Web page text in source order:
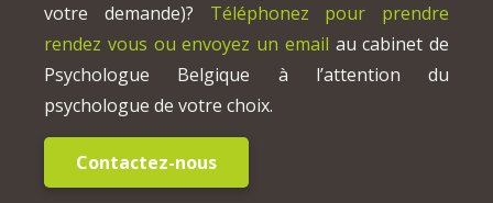
votre demande)? Téléphonez pour prendre
rendez vous ou envoyez un email au cabinet de
Psychologue Belgique à l’attention du
psychologue de votre choix.
Contactez-nous